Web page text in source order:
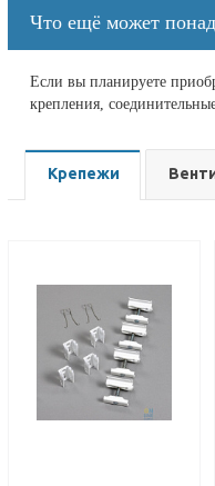
Что ещё может
Если вы планируете
крепления,
Крепежи